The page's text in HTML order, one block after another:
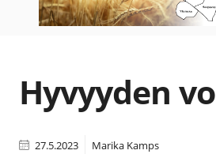
Hyvyyden
27.5.2023 Marika Kamps